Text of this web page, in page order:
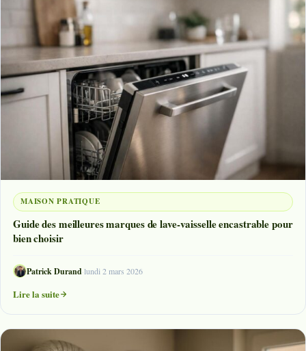
MAISON PRATIQUE
Guide des meilleures marques de lave-vaisselle encastrable pour
bien choisir
Patrick Durand·lundi 2 mars 2026
Lire la suite